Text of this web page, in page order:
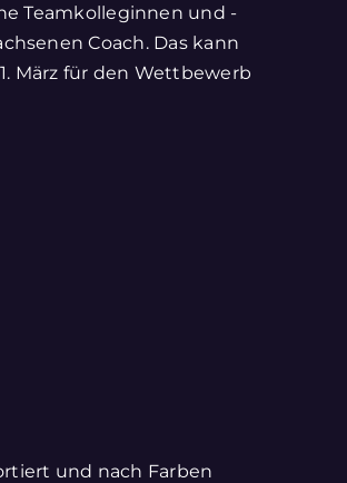
Teamkolleginnen und -
Coach. Das kann
März für den Wettbewerb
und nach Farben